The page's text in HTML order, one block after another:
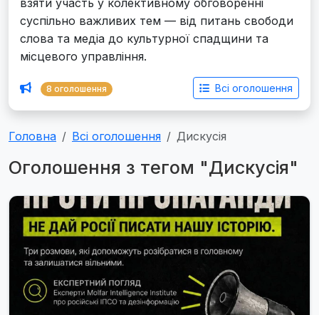
взяти участь у колективному обговоренні
суспільно важливих тем — від питань свободи
слова та медіа до культурної спадщини та
місцевого управління.
8 оголошення Всі оголошення
Головна Всі оголошення Дискусія
Оголошення з тегом "Дискусія"